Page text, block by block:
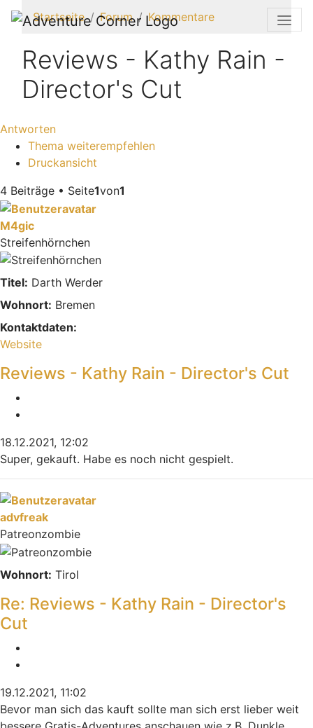
Startseite Forum Kommentare
Reviews - Kathy Rain -
Director's Cut
Antworten
Thema weiterempfehlen
Druckansicht
4 Beiträge • Seite1von1
M4gic
Streifenhörnchen
Titel: Darth Werder
Wohnort: Bremen
Kontaktdaten:
Kontaktdaten von M4gic
Website
Reviews - Kathy Rain - Director's Cut
18.12.2021, 12:02
Super, gekauft. Habe es noch nicht gespielt.
Nach oben
advfreak
Patreonzombie
Wohnort: Tirol
Re: Reviews - Kathy Rain - Director's
Cut
19.12.2021, 11:02
Bevor man sich das kauft sollte man sich erst lieber weit